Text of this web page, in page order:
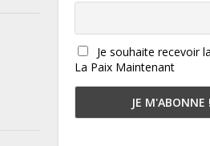
Je souhaite recevoir
La Paix Maintenant